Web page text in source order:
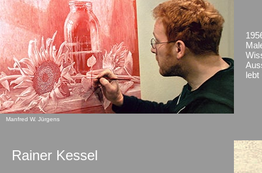
lebt
Manfred W. Jürgens
Rainer Kessel